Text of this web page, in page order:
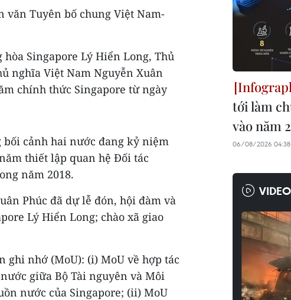
Tuyên bố chung Việt Nam-
Singapore Lý Hiển Long, Thủ
nghĩa Việt Nam Nguyễn Xuân
chính thức Singapore từ ngày
cảnh hai nước đang kỷ niệm
thiết lập quan hệ Đối tác
năm 2018.
Phúc đã dự lễ đón, hội đàm và
Lý Hiển Long; chào xã giao
ghi nhớ (MoU): (i) MoU về hợp tác
giữa Bộ Tài nguyên và Môi
nước của Singapore; (ii) MoU
tới làm
vào năm
06/08/2026 04:38
VIDEO